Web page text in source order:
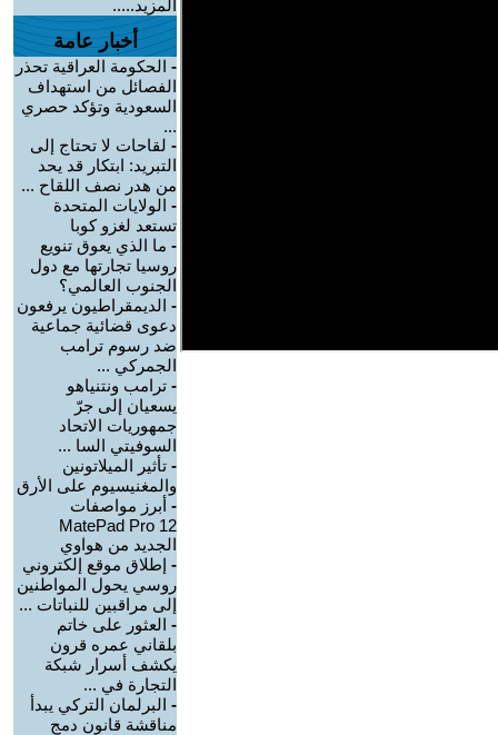
المزيد.....
أخبار عامة
- الحكومة العراقية تحذر
الفصائل من استهداف
السعودية وتؤكد حصري
...
- لقاحات لا تحتاج إلى
التبريد: ابتكار قد يحد
من هدر نصف اللقاح ...
- الولايات المتحدة
تستعد لغزو كوبا
- ما الذي يعوق تنويع
روسيا تجارتها مع دول
الجنوب العالمي؟
- الديمقراطيون يرفعون
دعوى قضائية جماعية
ضد رسوم ترامب
الجمركي ...
- ترامب ونتنياهو
يسعيان إلى جرّ
جمهوريات الاتحاد
السوفيتي السا ...
- تأثير الميلاتونين
والمغنيسيوم على الأرق
- أبرز مواصفات
MatePad Pro 12
الجديد من هواوي
- إطلاق موقع إلكتروني
روسي يحول المواطنين
إلى مراقبين للنباتات ...
- العثور على خاتم
بلقاني عمره قرون
يكشف أسرار شبكة
التجارة في ...
- البرلمان التركي يبدأ
مناقشة قانون دمج